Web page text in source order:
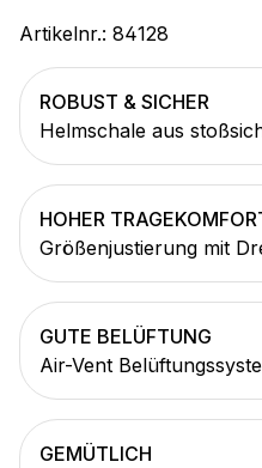
Artikelnr.: 84128
ROBUST & SICHER
Helmschale aus
HOHER
Größenjustierung mit
GUTE BELÜFTUNG
Air-Vent
GEMÜTLICH